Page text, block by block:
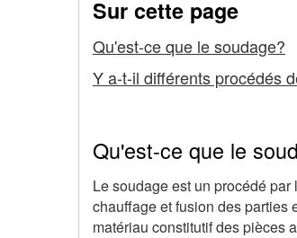
Procédés
dangers
associés
Sur cette page
Qu'est-ce que le soudage?
Y a-t-il différents procédés
Qu'est-ce que le
Le soudage est un procédé
chauffage et fusion des parties
matériau constitutif des pièces